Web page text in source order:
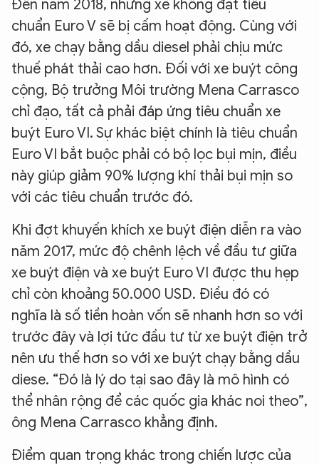
Đến năm 2018, những xe không đạt tiêu
chuẩn Euro V sẽ bị cấm hoạt động. Cùng với
đó, xe chạy bằng dầu diesel phải chịu mức
thuế phát thải cao hơn. Đối với xe buýt công
cộng, Bộ trưởng Môi trường Mena Carrasco
chỉ đạo, tất cả phải đáp ứng tiêu chuẩn xe
buýt Euro VI. Sự khác biệt chính là tiêu chuẩn
Euro VI bắt buộc phải có bộ lọc bụi mịn, điều
này giúp giảm 90% lượng khí thải bụi mịn so
với các tiêu chuẩn trước đó.
Khi đợt khuyến khích xe buýt điện diễn ra vào
năm 2017, mức độ chênh lệch về đầu tư giữa
xe buýt điện và xe buýt Euro VI được thu hẹp
chỉ còn khoảng 50.000 USD. Điều đó có
nghĩa là số tiền hoàn vốn sẽ nhanh hơn so với
trước đây và lợi tức đầu tư từ xe buýt điện trở
nên ưu thế hơn so với xe buýt chạy bằng dầu
diese. “Đó là lý do tại sao đây là mô hình có
thể nhân rộng để các quốc gia khác noi theo”,
ông Mena Carrasco khẳng định.
Điểm quan trọng khác trong chiến lược của